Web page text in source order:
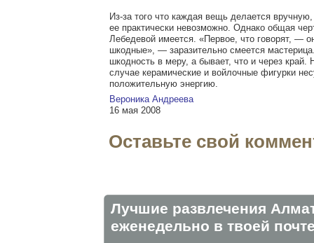
Из-за того что каждая вещь делается вручную,
ее практически невозможно. Однако общая
Лебедевой имеется. «Первое, что говорят, —
шкодные», — заразительно смеется
шкодность в меру, а бывает, что и через
случае керамические и войлочные фигурки
положительную энергию.
Вероника Андреева
16 мая 2008
Оставьте свой
Лучшие развлечения
eженедельно в твоей